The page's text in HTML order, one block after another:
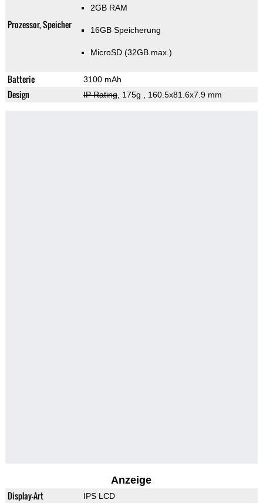
Prozessor, Speicher
2GB RAM
16GB Speicherung
MicroSD (32GB max.)
Batterie 3100 mAh
Design IP Rating, 175g , 160.5x81.6x7.9 mm
Anzeige
Display-Art IPS LCD